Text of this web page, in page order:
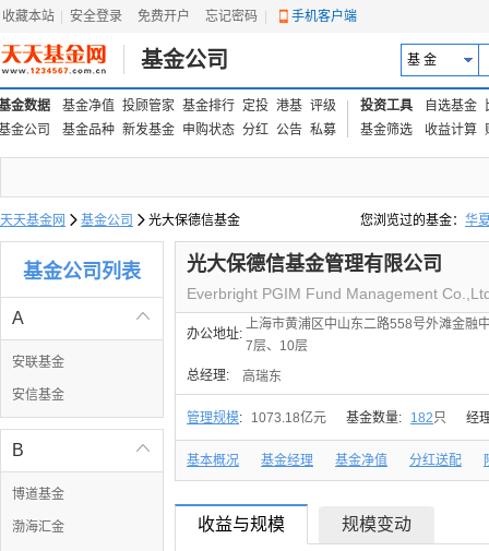
收藏本站 安全登录 免费开户 忘记密码 手机客户端
基金公司 基 金
金数据 基金净值 投顾管家 基金排行 定投 港基 评级
金公司
基金品种 新发基金 申购状态 分红 公告 私募
投资工具 自选基金
基金筛选
收益计算
天天基金网  基金公司  光大保德信基金 您浏览过的基金： 华
易方达上证中盘ETF联
基金公司列表

A
安联基金
安信基金

B
博道基金
渤海汇金
光大保德信基金管理有限公司
Everbright PGIM Fund Management
办公地址:
上海市黄浦区中山东二路558号外滩金融
7层、10层
总经理: 高瑞东
管理规模: 1073.18亿元 基金数量: 182只 经
基本概况 基金经理 基金净值 分红送配
收益与规模 规模变动